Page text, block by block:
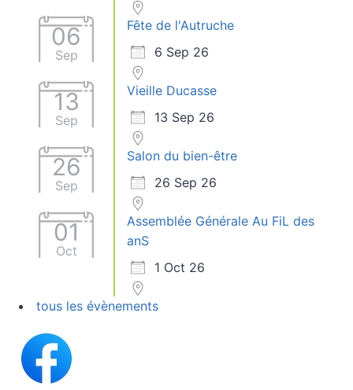
06
Sep
Fête de l'Autruche
6 Sep 26
13
Sep
Vieille Ducasse
13 Sep 26
26
Sep
Salon du bien-être
26 Sep 26
01
Oct
Assemblée Générale Au FiL des
anS
1 Oct 26
tous les évènements